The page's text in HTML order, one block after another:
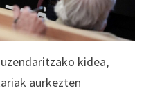
kidea,
aurkezten